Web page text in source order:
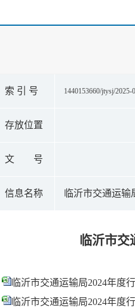
索 引 号 1440153660/jtysj/2025-
存放位置
文 号
信息名称 临沂市交通运输
临沂市交
临沂市交通运输局2024年度
临沂市交通运输局2024年度